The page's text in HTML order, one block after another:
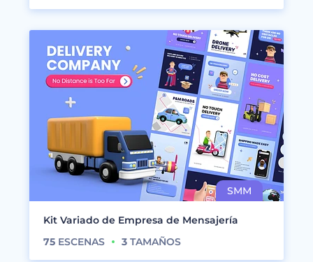
Kit Variado de Empresa de Mensajería
75 ESCENAS 3 TAMAÑOS